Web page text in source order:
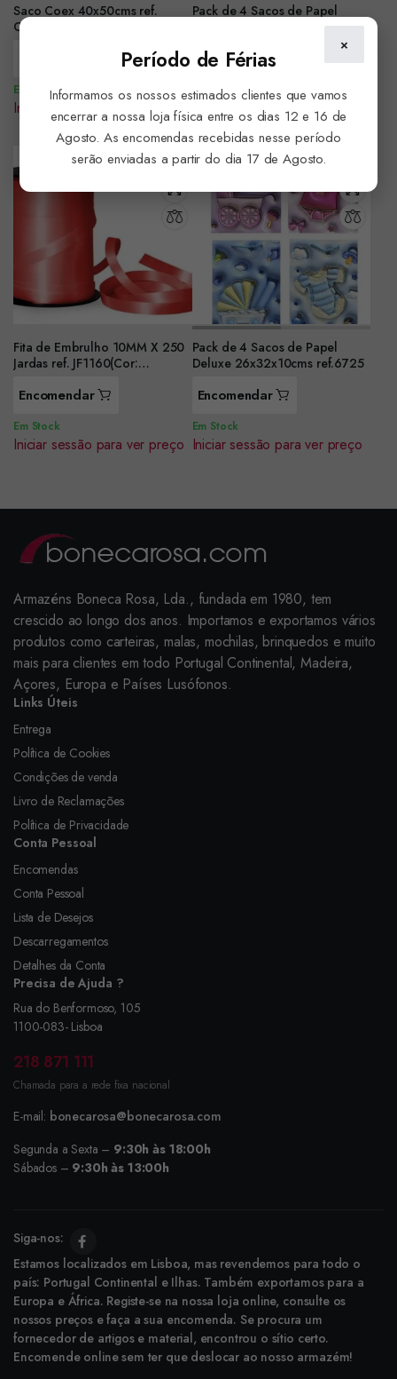
Saco Coex 40x50cms ref.
C4050–Pack de 10 Unidades
Em Stock
Iniciar sessão para ver preço
Pack de 4 Sacos de Papel
Deluxe 26x32x10cms ref.6817
Encomendar
Em Stock
Iniciar sessão para ver preço
Fita de Embrulho 10MM X 250
Jardas ref. JF1160(Cor:
Encomendar
Em Stock
Iniciar sessão para ver preço
Pack de 4 Sacos de Papel
Deluxe 26x32x10cms ref.6725
Encomendar
Em Stock
Iniciar sessão para ver preço
Armazéns Boneca Rosa, Lda., fundada em 1980, tem
crescido ao longo dos anos. Importamos e exportamos vários
produtos como carteiras, malas, mochilas, brinquedos e muito
mais para clientes em todo Portugal Continental, Madeira,
Açores, Europa e Países Lusófonos.
Links Úteis
Entrega
Política de Cookies
Condições de venda
Livro de Reclamações
Política de Privacidade
Conta Pessoal
Encomendas
Conta Pessoal
Lista de Desejos
Descarregamentos
Detalhes da Conta
Precisa de Ajuda ?
Rua do Benformoso, 105
1100-083- Lisboa
218 871 111
Chamada para a rede fixa nacional
E-mail: bonecarosa@bonecarosa.com
Segunda a Sexta – 9:30h às 18:00h
Sábados – 9:30h às 13:00h
Siga-nos:
Estamos localizados em Lisboa, mas revendemos para todo o
país: Portugal Continental e Ilhas. Também exportamos para a
Europa e África. Registe-se na nossa loja online, consulte os
nossos preços e faça a sua encomenda. Se procura um
fornecedor de artigos e material, encontrou o sítio certo.
Encomende online sem ter que deslocar ao nosso armazém!
×
Período de Férias
Informamos os nossos estimados clientes que vamos
encerrar a nossa loja física entre os dias 12 e 16 de
Agosto. As encomendas recebidas nesse período
serão enviadas a partir do dia 17 de Agosto.